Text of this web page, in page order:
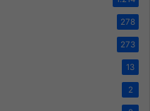
278
273
13
2